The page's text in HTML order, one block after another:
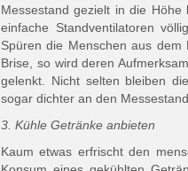
Messestand gezielt in die
einfache Standventilatoren
Spüren die Menschen aus dem
Brise, so wird deren
gelenkt. Nicht selten bleiben
sogar dichter an den
3. Kühle Getränke anbieten
Kaum etwas erfrischt den